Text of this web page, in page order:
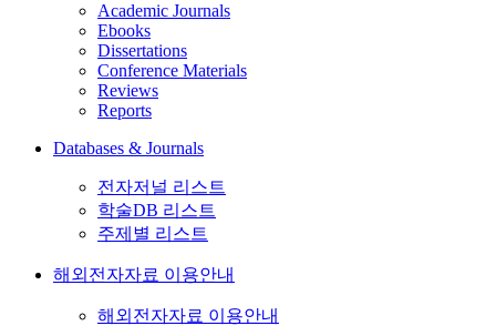
Academic Journals
Ebooks
Dissertations
Conference Materials
Reviews
Reports
Databases & Journals
전자저널 리스트
학술DB 리스트
주제별 리스트
해외전자자료 이용안내
해외전자자료 이용안내